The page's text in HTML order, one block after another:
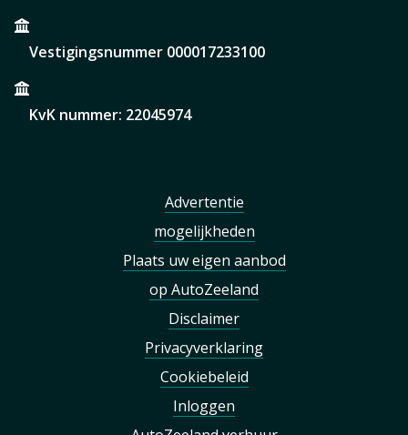
Vestigingsnummer 000017233100
KvK nummer: 22045974
Advertentie
mogelijkheden
Plaats uw eigen aanbod
op AutoZeeland
Disclaimer
Privacyverklaring
Cookiebeleid
Inloggen